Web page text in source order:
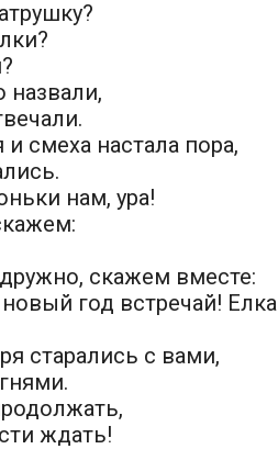
назвали,
и смеха настала пора,
нам, ура!
скажем вместе:
год встречай! Елка
старались с вами,
ждать!